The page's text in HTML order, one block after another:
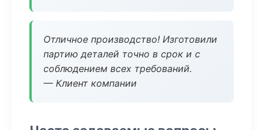
Отличное производство! Изготовили
партию деталей точно в срок и с
соблюдением всех требований.
— Клиент компании